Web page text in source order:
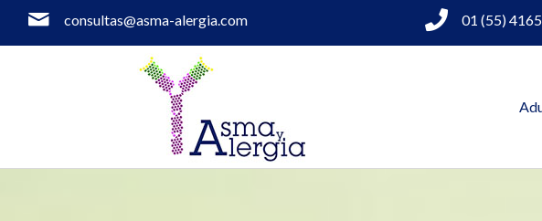
consultas@asma-alergia.com 01 (55)